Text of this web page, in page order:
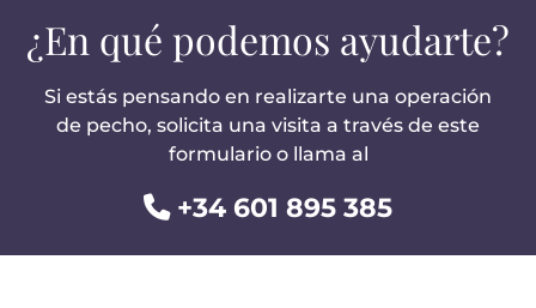
¿En qué podemos ayudarte?
Si estás pensando en realizarte una operación
de pecho, solicita una visita a través de este
formulario o llama al
+34 601 895 385